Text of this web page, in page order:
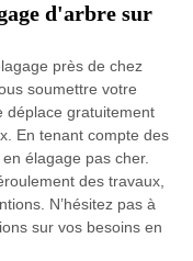
d'arbre sur
près de chez
soumettre votre
déplace gratuitement
En tenant compte des
élagage pas cher.
des travaux,
N’hésitez pas à
sur vos besoins en